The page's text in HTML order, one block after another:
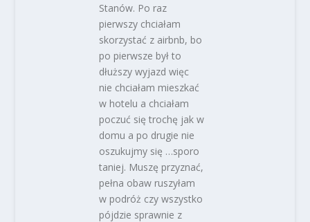
Stanów. Po raz
pierwszy chciałam
skorzystać z airbnb, bo
po pierwsze był to
dłuższy wyjazd więc
nie chciałam mieszkać
w hotelu a chciałam
poczuć się trochę jak w
domu a po drugie nie
oszukujmy się …sporo
taniej. Muszę przyznać,
pełna obaw ruszyłam
w podróż czy wszystko
pójdzie sprawnie z